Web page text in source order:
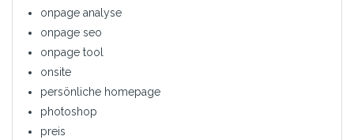
onpage analyse
onpage seo
onpage tool
onsite
persönliche homepage
photoshop
preis